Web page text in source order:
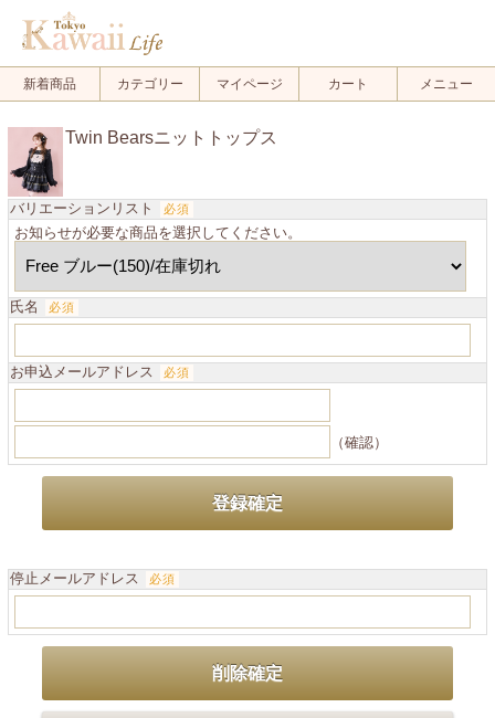
新着商品 カテゴリー マイページ カート メニュー
Twin Bearsニットトップス
バリエーションリスト 必須
お知らせが必要な商品を選択してください。
氏名 必須
お申込メールアドレス 必須
（確認）
停止メールアドレス 必須